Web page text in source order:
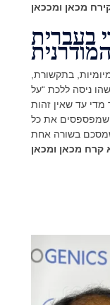
מכאן ומככאן
בעברית
בתקשורת,
ניסה ללכת “על
עד שאין זהות
שמפספסים את כל
בשורה אחת
קרח מכאן ומכאן